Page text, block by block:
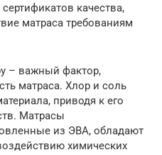
качества,
матраса требованиям
– важный фактор,
матраса. Хлор и соль
приводя к его
Матрасы
из ЭВА, обладают
химических